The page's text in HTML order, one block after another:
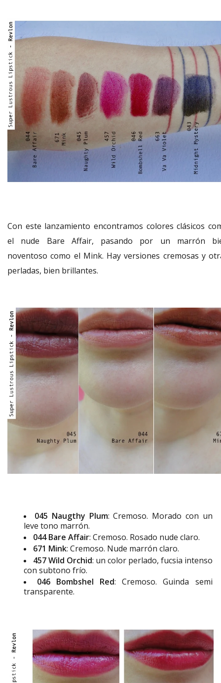
Con este lanzamiento encontramos colores clásicos
el nude Bare Affair, pasando por un marrón
noventoso como el Mink. Hay versiones cremosas y
perladas, bien brillantes.
045 Naugthy Plum: Cremoso. Morado con un
leve tono marrón.
044 Bare Affair: Cremoso. Rosado nude claro.
671 Mink: Cremoso. Nude marrón claro.
457 Wild Orchid: un color perlado, fucsia intenso
con subtono frío.
046 Bombshel Red: Cremoso. Guinda semi
transparente.